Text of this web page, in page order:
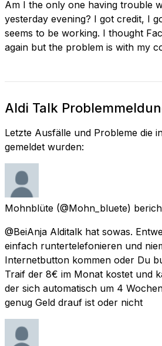
Am I the only one having trouble
yesterday evening? I got credit, I
seems to be working. I thought
again but the problem is with my
Aldi Talk
Letzte Ausfälle und Probleme die
gemeldet wurden:
Mohnblüte (@Mohn_bluete)
@BeiAnja Alditalk hat sowas.
einfach runtertelefonieren und
Internetbutton kommen oder Du
Traif der 8€ im Monat kostet und
der sich automatisch um 4
genug Geld drauf ist oder nicht